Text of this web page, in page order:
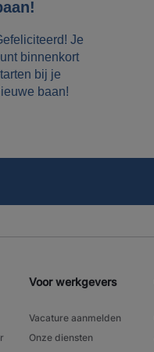
Je
binnenkort
bij je
baan!
Voor werkgevers
Vacature aanmelden
Onze diensten